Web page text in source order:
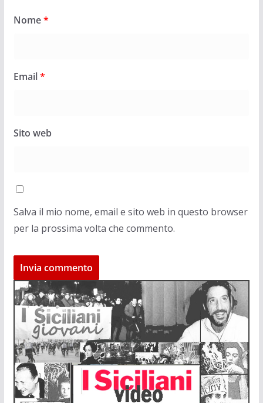
Nome*
Email*
Sito web
Salva il mio nome, email e sito web in questo browser
per la prossima volta che commento.